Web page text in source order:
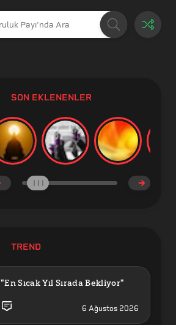
SON EKLENENLER
TREND
"En Sıcak Yıl Sırada Bekliyor"
6 Ağustos 2026